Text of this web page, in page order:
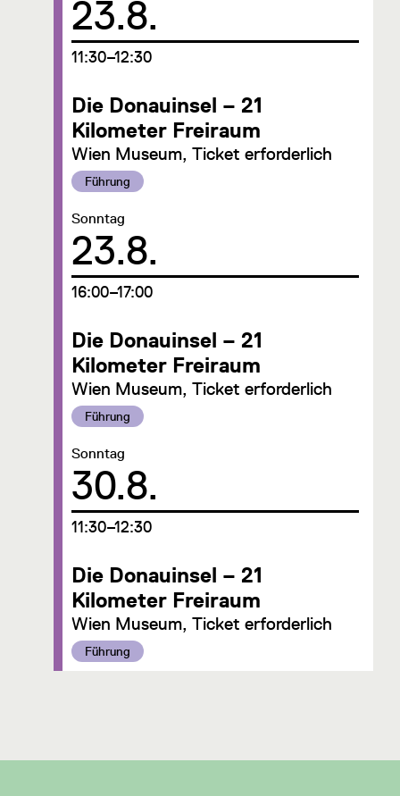
Die Donauinsel – 21
Kilometer Freiraum
Wien Museum, Ticket erforderlich
Kategorie:
Führung
23.8.
um
11:30–12:30
Die Donauinsel – 21
Kilometer Freiraum
Wien Museum, Ticket erforderlich
Kategorie:
Führung
Datum:
23.8.
Sonntag
um
16:00–17:00
Die Donauinsel – 21
Kilometer Freiraum
Wien Museum, Ticket erforderlich
Kategorie:
Führung
Datum:
30.8.
Sonntag
um
11:30–12:30